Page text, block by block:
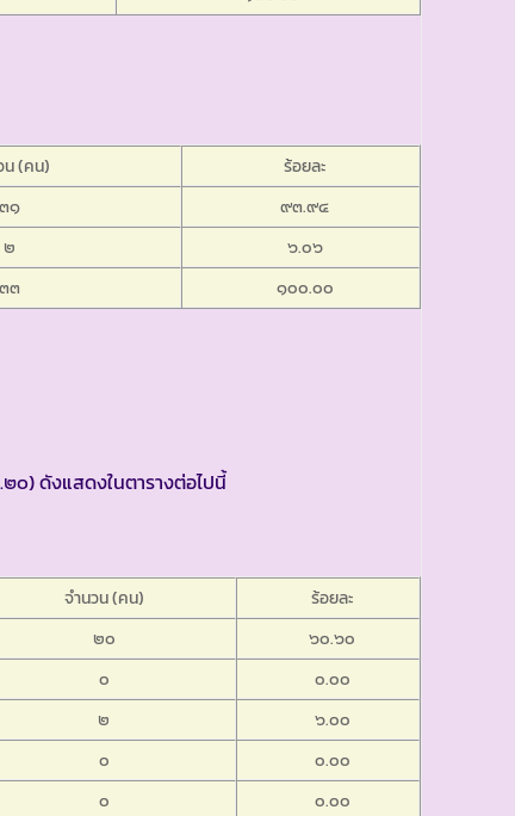
น (คน)
ร้อยละ
๓๑
๙๓.๙๔
๒
๖.๐๖
๓๓ ๑๐๐.๐๐
๐) ดังแสดงในตารางต่อไปนี้
จำนวน (คน)
ร้อยละ
๒๐
๖๐.๖๐
๐
๐.๐๐
๒
๖.๐๐
๐
๐.๐๐
๐
๐.๐๐